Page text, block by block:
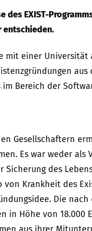
des EXIST-
entschieden.
mit einer Universität
aus
im Bereich der
Gesellschaftern
Es war weder als
des
von Krankheit des
Die nach
in Höhe von 18.000